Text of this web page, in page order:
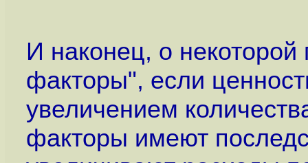
И наконец, о
факторы", если
увеличением
факторы имеют